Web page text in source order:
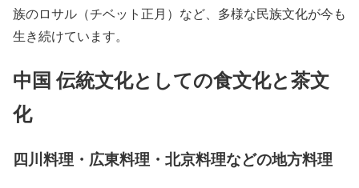
族のロサル（チベット正月）など、多様な民族文化が今も
生き続けています。
中国 伝統文化としての食文化と茶文
化
四川料理・広東料理・北京料理などの地方料理